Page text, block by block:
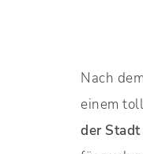
Nach
einem
der Stadt